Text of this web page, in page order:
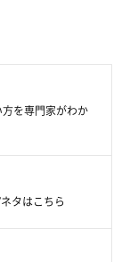
を専門家がわか
タはこちら